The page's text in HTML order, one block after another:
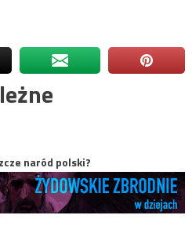
naród polski?